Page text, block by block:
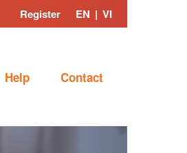
Register EN | VI
Help Contact